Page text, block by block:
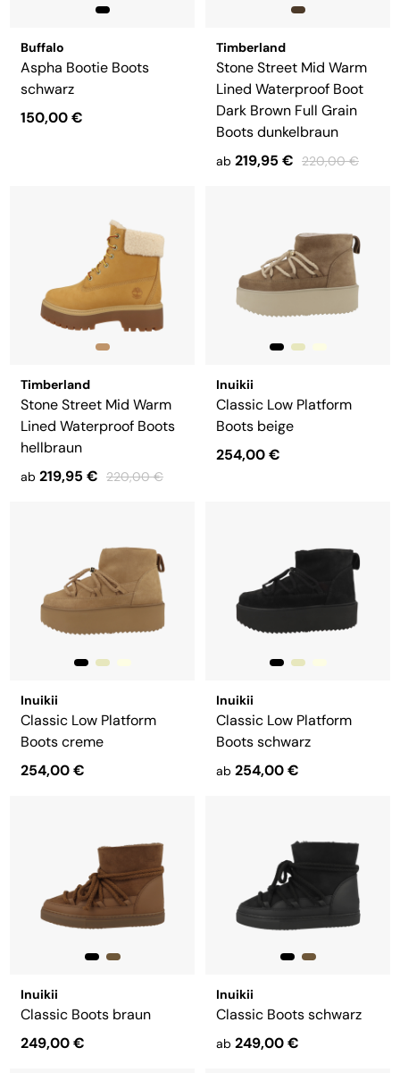
Buffalo
Aspha Bootie Boots
schwarz
150,00 €
Timberland
Stone Street Mid Warm
Lined Waterproof Boot
Dark Brown Full Grain
Boots dunkelbraun
ab 219,95 € 220,00 €
Timberland
Stone Street Mid Warm
Lined Waterproof Boots
hellbraun
ab 219,95 € 220,00 €
Inuikii
Classic Low Platform
Boots beige
254,00 €
Inuikii
Classic Low Platform
Boots creme
254,00 €
Inuikii
Classic Low Platform
Boots schwarz
ab 254,00 €
Inuikii
Classic Boots braun
249,00 €
Inuikii
Classic Boots schwarz
ab 249,00 €